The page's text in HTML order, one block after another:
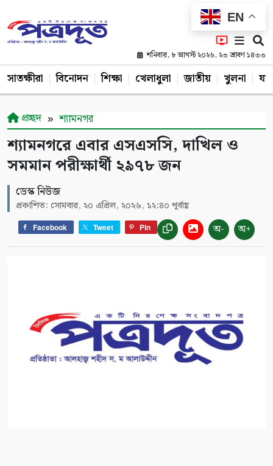
EN
শনিবার, ৮ আগস্ট ২০২৬, ২৩ শ্রাবণ ১৪৩৩
সাতক্ষীরা বিনোদন শিক্ষা খেলাধুলা জাতীয় খুলনা
প্রচ্ছদ শ্যামনগর
শ্যামনগরে এবার এসএসসি, দাখিল ও
সমমান পরীক্ষার্থী ২৯৭৮ জন
ডেস্ক নিউজ
প্রকাশিত: সোমবার, ২০ এপ্রিল, ২০২৬, ১২:৪০ পূর্বাহ্ণ
Facebook Tweet Pin অ- অ+